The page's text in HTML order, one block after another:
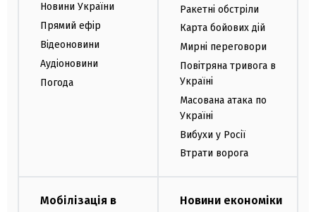
Новини України
Прямий ефір
Відеоновини
Аудіоновини
Погода
Ракетні обстріли
Карта бойових дій
Мирні переговори
Повітряна тривога в
Україні
Масована атака по
Україні
Вибухи у Росії
Втрати ворога
Мобілізація в
Новини економіки